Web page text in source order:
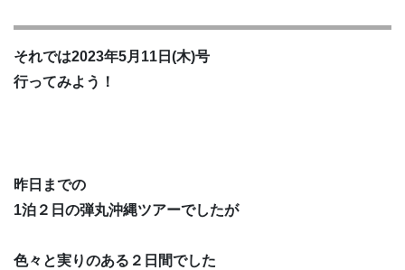
それでは2023年5月11日(木)号
行ってみよう！
昨日までの
1泊２日の弾丸沖縄ツアーでしたが
色々と実りのある２日間でした